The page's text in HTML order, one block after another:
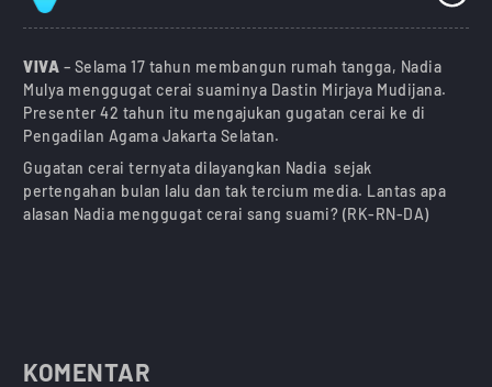
VIVA – Selama 17 tahun membangun rumah tangga, Nadia
Mulya menggugat cerai suaminya Dastin Mirjaya Mudijana.
Presenter 42 tahun itu mengajukan gugatan cerai ke di
Pengadilan Agama Jakarta Selatan.
Gugatan cerai ternyata dilayangkan Nadia sejak
pertengahan bulan lalu dan tak tercium media. Lantas apa
alasan Nadia menggugat cerai sang suami? (RK-RN-DA)
KOMENTAR